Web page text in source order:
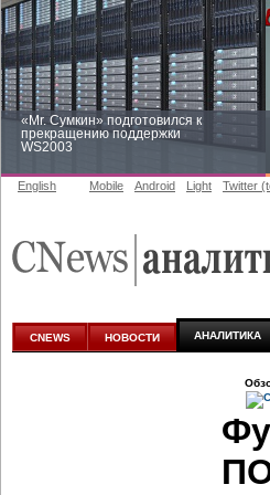
«Mr. Сумкин» подготовился к
прекращению поддержки
WS2003
аналитике
English Mobile Android Light Twitter
CNEWS НОВОСТИ АНАЛИТИКА